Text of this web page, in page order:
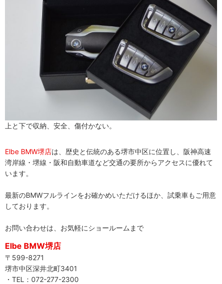
上と下で収納、安全、傷付かない。
Elbe BMW堺店は、歴史と伝統のある堺市中区に位置し、阪神高速
湾岸線・堺線・阪和自動車道など交通の要所からアクセスに優れて
います。
最新のBMWフルラインをお確かめいただけるほか、試乗車もご用意
しております。
お問い合わせは、お気軽にショールームまで
Elbe BMW堺店
〒599-8271
堺市中区深井北町3401
・TEL：072-277-2300